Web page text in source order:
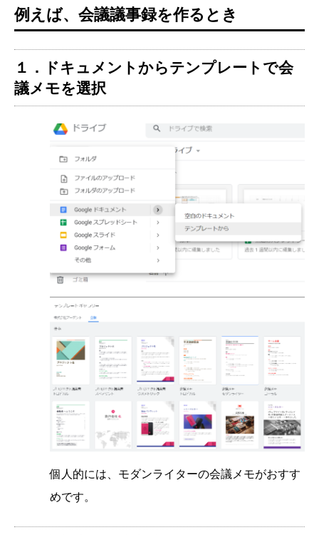
例えば、会議議事録を作るとき
１．ドキュメントからテンプレートで会
議メモを選択
個人的には、モダンライターの会議メモがおすす
めです。